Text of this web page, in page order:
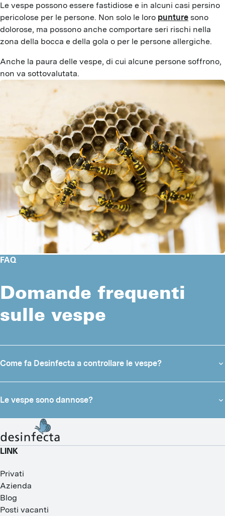
Le vespe possono essere fastidiose e in alcuni casi persino
pericolose per le persone. Non solo le loro punture sono
dolorose, ma possono anche comportare seri rischi nella
zona della bocca e della gola o per le persone allergiche.
Anche la paura delle vespe, di cui alcune persone soffrono,
non va sottovalutata.
FAQ
Domande frequenti
sulle vespe
Come fa Desinfecta a controllare le vespe?
Le vespe sono dannose?
LINK
Privati
Azienda
Blog
Posti vacanti